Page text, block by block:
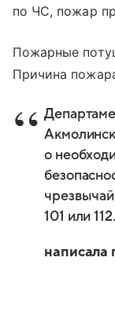
по ЧС, пожар
Пожарные
Причина
о
101 или 112.
написала